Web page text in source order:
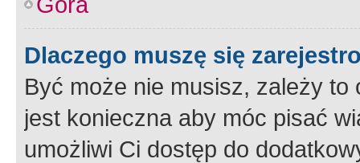
Dlaczego muszę się
Być może nie musisz, zależy
jest konieczna aby móc pisać
umożliwi Ci dostęp do